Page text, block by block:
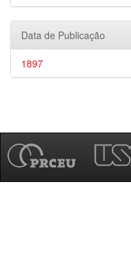
Data de Publicação
1897